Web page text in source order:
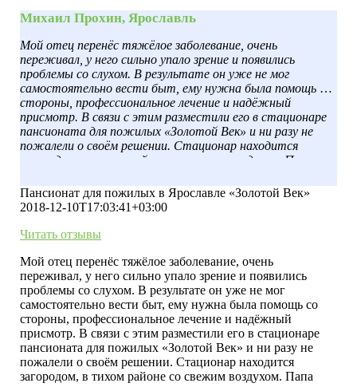
Михаил Прохин, Ярославль
Мой отец перенёс тяжёлое заболевание, очень
переживал, у него сильно упало зрение и появились
проблемы со слухом. В результате он уже не мог
самостоятельно вести быт, ему нужна была помощь со
стороны, профессиональное лечение и надёжный
присмотр. В связи с этим разместили его в стационаре
пансионата для пожилых «Золотой Век» и ни разу не
пожалели о своём решении. Стационар находится
загородом, в тихом районе со свежим воздухом. Папа
ему предоставляют весь необходимый уход и так
необходимое в старческом возрасте внимание. А ещё он
Пансионат для пожилых в Ярославле «Золотой Век»
2018-12-10T17:03:41+03:00
Читать отзывы
Мой отец перенёс тяжёлое заболевание, очень
переживал, у него сильно упало зрение и появились
проблемы со слухом. В результате он уже не мог
самостоятельно вести быт, ему нужна была помощь со
стороны, профессиональное лечение и надёжный
присмотр. В связи с этим разместили его в стационаре
пансионата для пожилых «Золотой Век» и ни разу не
пожалели о своём решении. Стационар находится
загородом, в тихом районе со свежим воздухом. Папа